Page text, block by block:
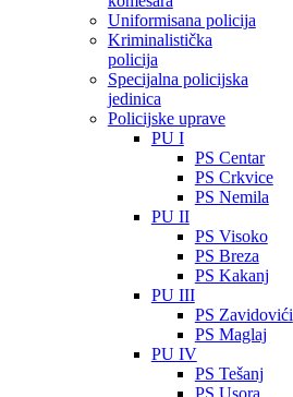
Uniformisana policija
Kriminalistička
policija
Specijalna policijska
jedinica
Policijske uprave
PU I
PS Centar
PS Crkvice
PS Nemila
PU II
PS Visoko
PS Breza
PS Kakanj
PU III
PS Zavidovići
PS Maglaj
PU IV
PS Tešanj
PS Usora